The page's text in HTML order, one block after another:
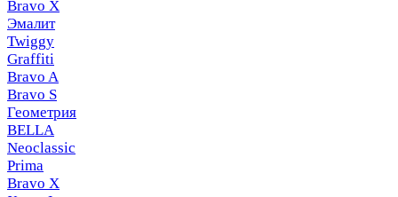
Bravo X
Эмалит
Twiggy
Graffiti
Bravo A
Bravo S
Геометрия
BELLA
Neoclassic
Prima
Bravo X